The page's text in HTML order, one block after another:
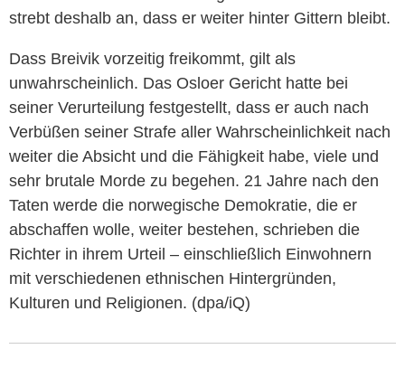
strebt deshalb an, dass er weiter hinter Gittern bleibt.
Dass Breivik vorzeitig freikommt, gilt als
unwahrscheinlich. Das Osloer Gericht hatte bei
seiner Verurteilung festgestellt, dass er auch nach
Verbüßen seiner Strafe aller Wahrscheinlichkeit nach
weiter die Absicht und die Fähigkeit habe, viele und
sehr brutale Morde zu begehen. 21 Jahre nach den
Taten werde die norwegische Demokratie, die er
abschaffen wolle, weiter bestehen, schrieben die
Richter in ihrem Urteil – einschließlich Einwohnern
mit verschiedenen ethnischen Hintergründen,
Kulturen und Religionen. (dpa/iQ)